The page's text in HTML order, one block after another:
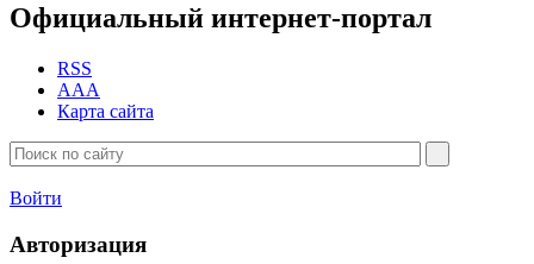
Официальный интернет-портал
RSS
AAA
Карта сайта
Войти
Авторизация